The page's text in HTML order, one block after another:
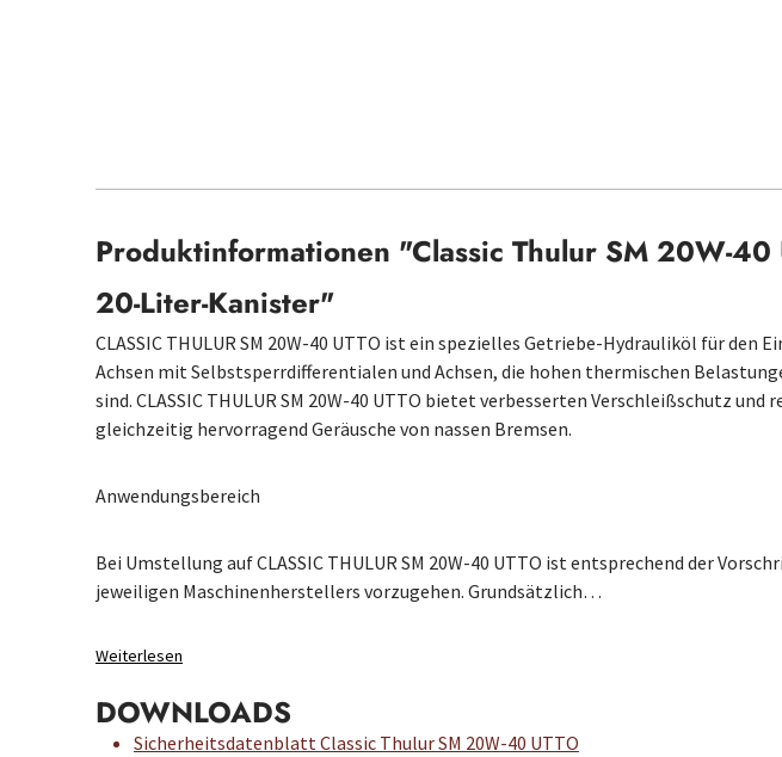
Produktinformationen "Classic Thulur SM 20W-40
20-Liter-Kanister"
CLASSIC THULUR SM 20W-40 UTTO ist ein spezielles Getriebe-Hydrauliköl für den
Achsen mit Selbstsperrdifferentialen und Achsen, die hohen thermischen
sind. CLASSIC THULUR SM 20W-40 UTTO bietet verbesserten Verschleißschutz und
gleichzeitig hervorragend Geräusche von nassen Bremsen.
Anwendungsbereich
Bei Umstellung auf CLASSIC THULUR SM 20W-40 UTTO ist entsprechend der
jeweiligen Maschinenherstellers vorzugehen. Grundsätzlich…
Weiterlesen
DOWNLOADS
Sicherheitsdatenblatt Classic Thulur SM 20W-40 UTTO